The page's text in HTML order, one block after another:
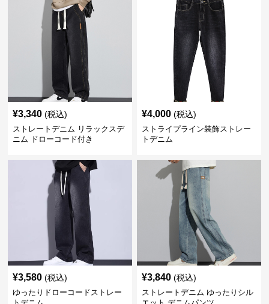
¥3,340 (税込)
ストレートデニム リラックスデ
ニム ドローコード付き
¥4,000 (税込)
ストライプライン装飾ストレー
トデニム
¥3,580 (税込)
ゆったりドローコードストレー
¥3,840 (税込)
ストレートデニム ゆったりシル